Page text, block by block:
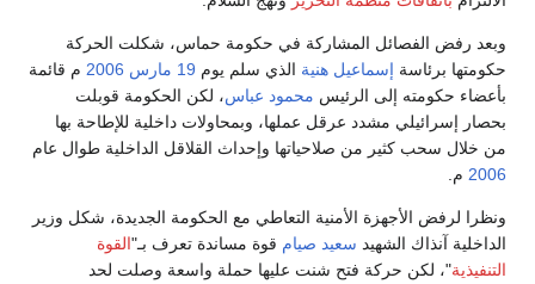
وبعد رفض الفصائل المشاركة في حكومة حماس، شكلت الحركة
حكومتها برئاسة إسماعيل هنية الذي سلم يوم 19 مارس 2006 م قائمة
بأعضاء حكومته إلى الرئيس محمود عباس، لكن الحكومة قوبلت
بحصار إسرائيلي مشدد عرقل عملها، وبمحاولات داخلية للإطاحة بها
من خلال سحب كثير من صلاحياتها وإحداث القلاقل الداخلية طوال عام
2006 م.
ونظرا لرفض الأجهزة الأمنية التعاطي مع الحكومة الجديدة، شكل وزير
الداخلية آنذاك الشهيد سعيد صيام قوة مساندة تعرف بـ"القوة
التنفيذية"، لكن حركة فتح شنت عليها حملة واسعة وصلت لحد